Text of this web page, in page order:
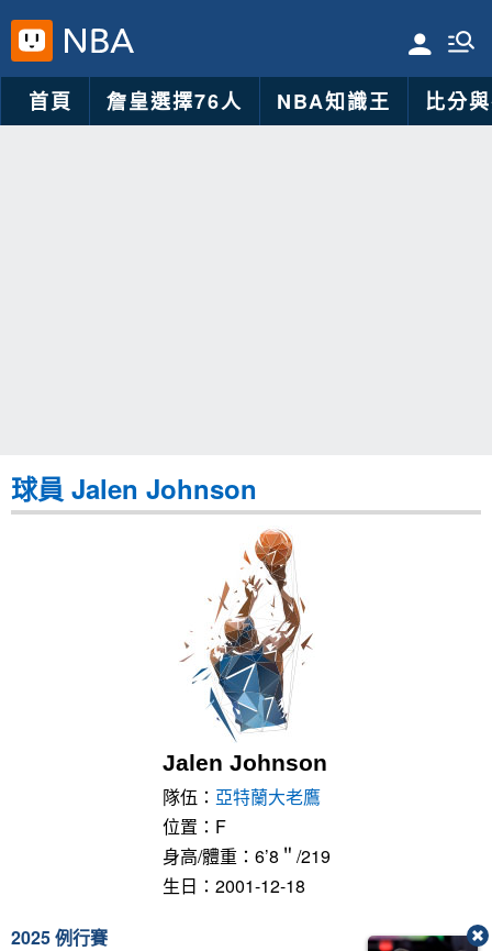
首頁 詹皇選擇76人 NBA知識王 比分
球員 Jalen Johnson
Jalen Johnson
隊伍： 亞特蘭大老鷹
位置：F
身高/體重：6’8＂/219
生日：2001-12-18
2025 例行賽